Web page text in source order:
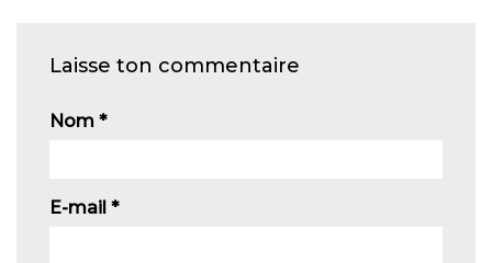
Laisse ton commentaire
Nom *
E-mail *